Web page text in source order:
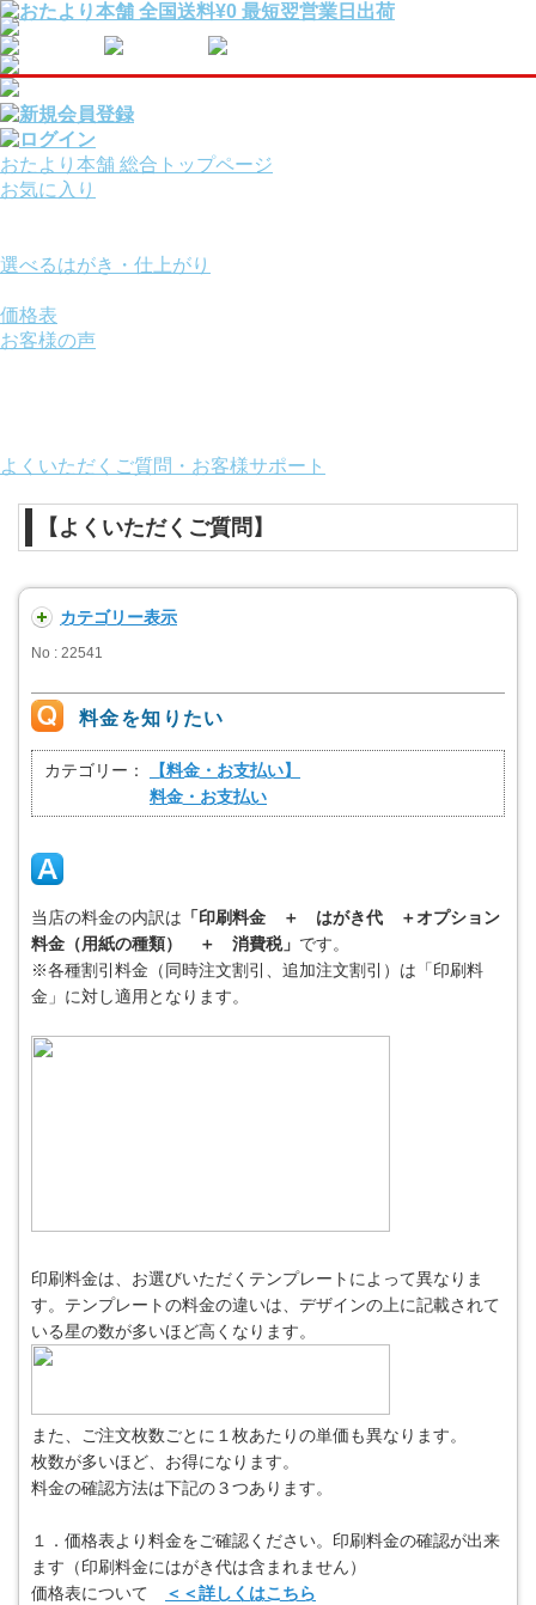
おたより本舗 総合トップページ
お気に入り
選べるはがき・仕上がり
価格表
お客様の声
よくいただくご質問・お客様サポート
【よくいただくご質問】
カテゴリー表示
No : 22541
料金を知りたい
カテゴリー：
【料金・お支払い】
料金・お支払い
当店の料金の内訳は 「印刷料金 ＋ はがき代 ＋オプション
料金（用紙の種類） ＋ 消費税」 です。
※各種割引料金（同時注文割引、追加注文割引）は「印刷料
金」に対し適用となります。
印刷料金は、お選びいただくテンプレートによって異なりま
す。テンプレートの料金の違いは、デザインの上に記載されて
いる星の数が多いほど高くなります。
また、ご注文枚数ごとに１枚あたりの単価も異なります。
枚数が多いほど、お得になります。
料金の確認方法は下記の３つあります。
１．価格表より料金をご確認ください。印刷料金の確認が出来
ます（印刷料金にはがき代は含まれません）
価格表について
＜＜詳しくはこちら